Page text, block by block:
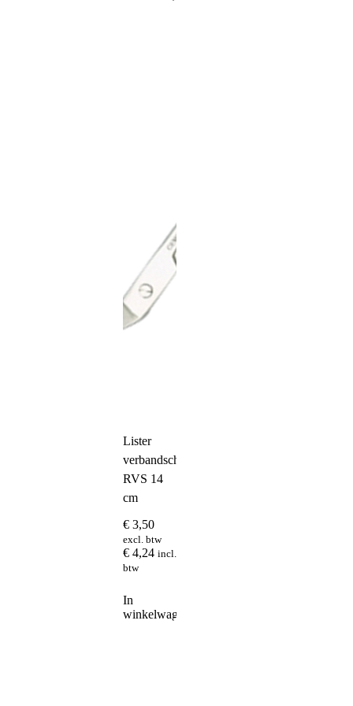
Lister
verbandschaar
RVS 14
cm
€ 3,50
excl. btw
€ 4,24 incl.
btw
In
winkelwagen